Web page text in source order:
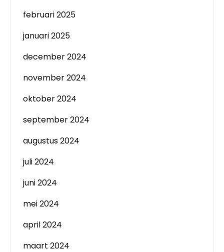
februari 2025
januari 2025
december 2024
november 2024
oktober 2024
september 2024
augustus 2024
juli 2024
juni 2024
mei 2024
april 2024
maart 2024